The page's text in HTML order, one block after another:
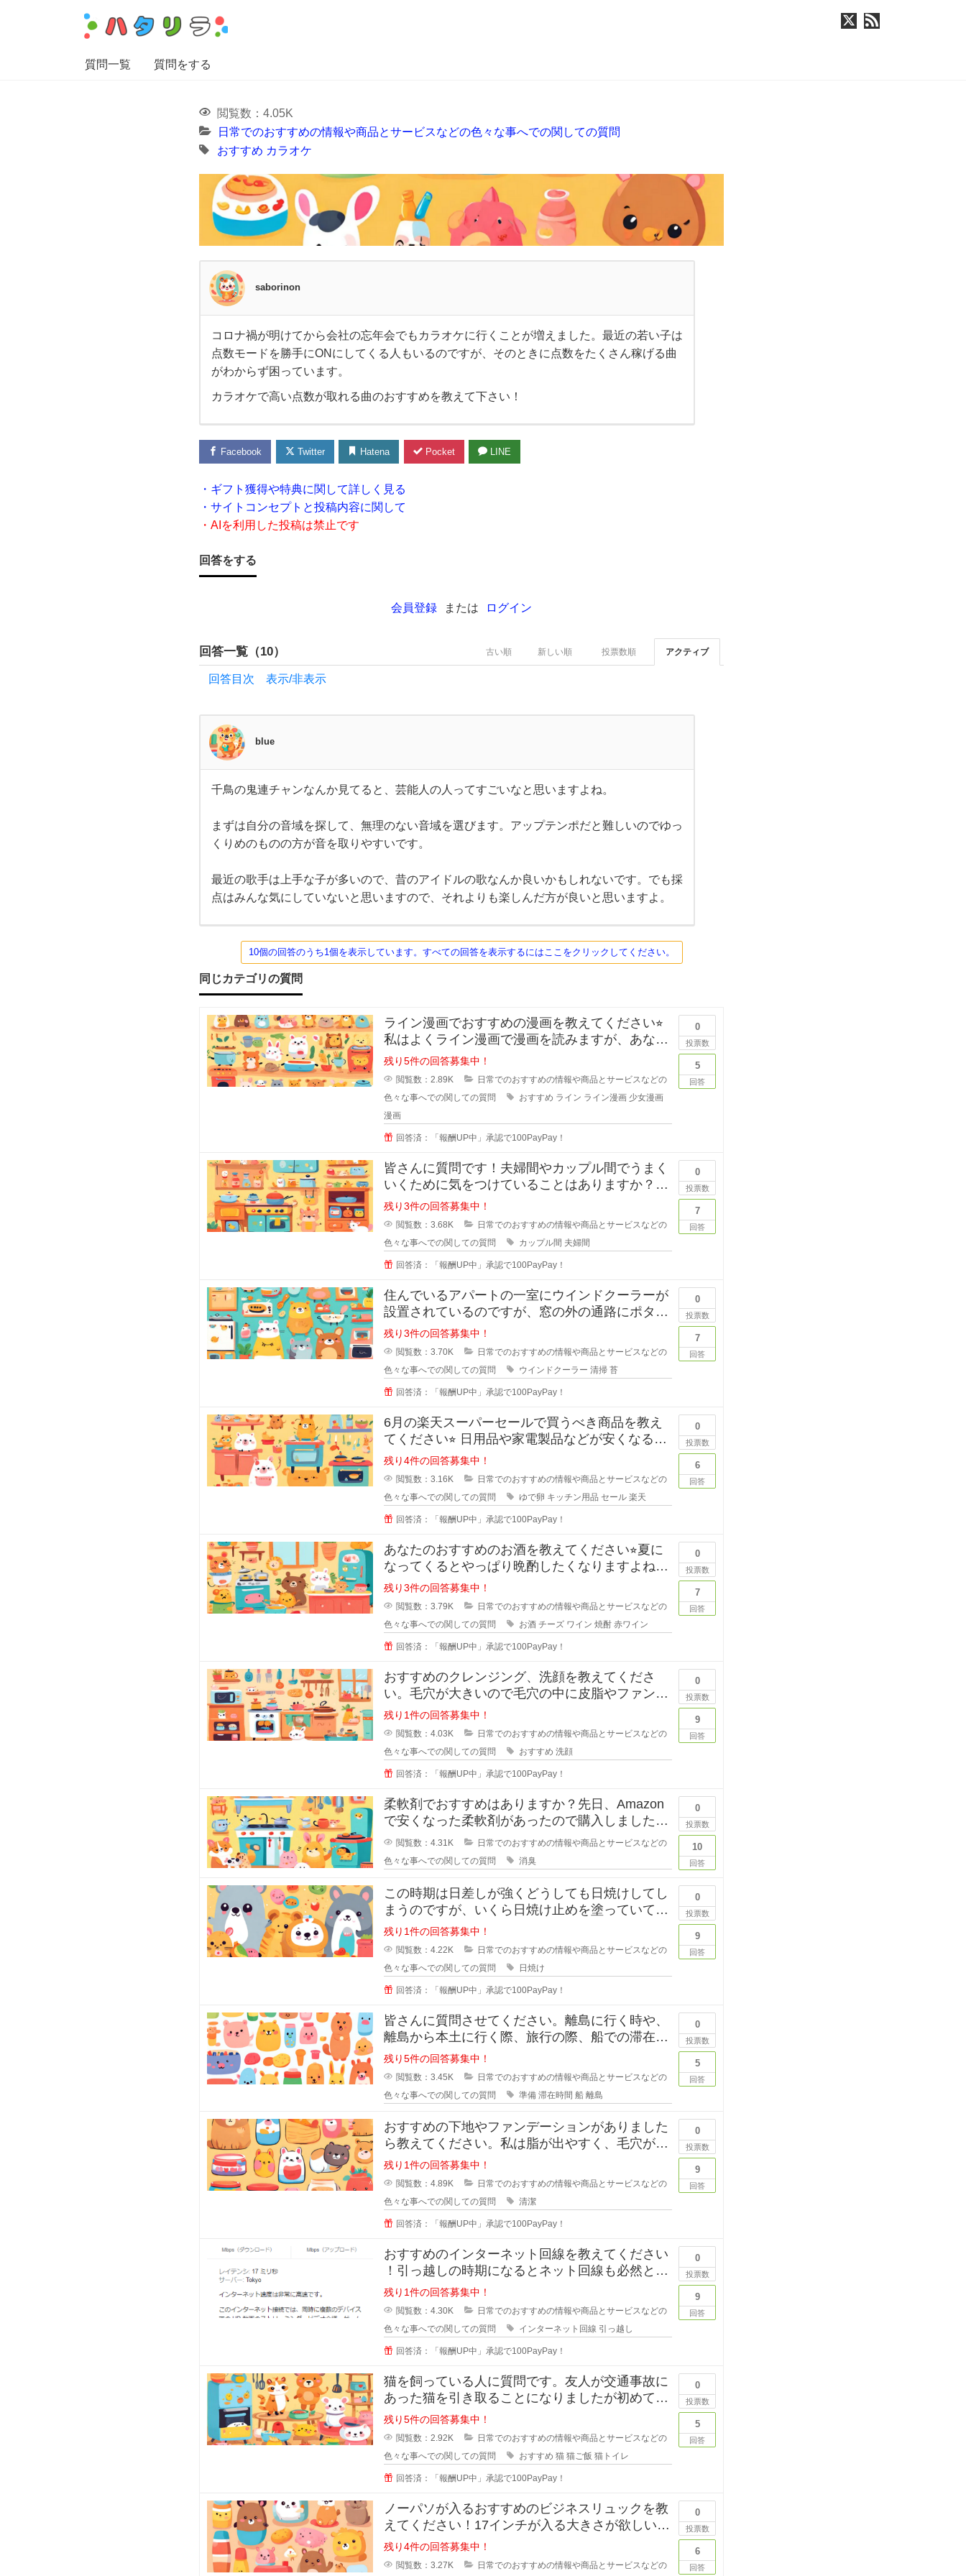
質問一覧 質問をする
閲覧数：4.05K
日常でのおすすめの情報や商品とサービスなどの色々な事へでの関しての質問
おすすめ カラオケ
saborinon
コ
ロ
ナ禍
が明
け
て
か
忘年
も
カ
ラ
オ
ケ
に行
こ
と
が増
え
た。
最近
い子
は点
数モ
を勝
手に
コロナ禍が明けてから会社の忘年会でもカラオケに行くことが増えました。最近の若い子は
点数モードを勝手にONにしてくる人もいるのですが、そのときに点数をたくさん稼げる曲
がわからず困っています。
カラオケで高い点数が取れる曲のおすすめを教えて下さい！
Facebook Twitter Hatena Pocket LINE
・ギフト獲得や特典に関して詳しく見る
・サイトコンセプトと投稿内容に関して
・AIを利用した投稿は禁止です
回答をする
会員登録 または ログイン
回答一覧（10） アクティブ
投票数順
新しい順
古い順
回答目次 表示/非表示
blue
千鳥
連チ
ャン
なん
と、
芸能
人の
てす
よ
ね。
千鳥の鬼連チャンなんか見てると、芸能人の人ってすごいなと思いますよね。
まずは自分の音域を探して、無理のない音域を選びます。アップテンポだと難しいのでゆっ
くりめのものの方が音を取りやすいです。
最近の歌手は上手な子が多いので、昔のアイドルの歌なんか良いかもしれないです。でも採
点はみんな気にしていないと思いますので、それよりも楽しんだ方が良いと思いますよ。
10個の回答のうち1個を表示しています。すべての回答を表示するにはここをクリックしてください。
同じカテゴリの質問
ライン漫画でおすすめの漫画を教えてください⭐︎
私はよくライン漫画で漫画を読みますが、あなた
のおすすめがあれ
残り5件の回答募集中！
閲覧数：2.89K
日常でのおすすめの情報や商品とサービスなどの
色々な事へでの関しての質問
おすすめ ライン ライン漫画 少女漫画
漫画
回答済：「報酬UP中」承認で100PayPay！
0
投票数
5
回答
皆さんに質問です！夫婦間やカップル間でうまく
いくために気をつけていることはありますか？
私は夫と結婚10年目ですが
残り3件の回答募集中！
閲覧数：3.68K
日常でのおすすめの情報や商品とサービスなどの
色々な事へでの関しての質問
カップル間 夫婦間
回答済：「報酬UP中」承認で100PayPay！
0
投票数
7
回答
住んでいるアパートの一室にウインドクーラーが
設置されているのですが、窓の外の通路にポタポ
タ水が流れるので、すぐに緑のコケ
残り3件の回答募集中！
閲覧数：3.70K
日常でのおすすめの情報や商品とサービスなどの
色々な事へでの関しての質問
ウインドクーラー 清掃 苔
回答済：「報酬UP中」承認で100PayPay！
0
投票数
7
回答
6月の楽天スーパーセールで買うべき商品を教え
てください⭐︎ 日用品や家電製品などが安くなる楽
天スーパ
残り4件の回答募集中！
閲覧数：3.16K
日常でのおすすめの情報や商品とサービスなどの
色々な事へでの関しての質問
ゆで卵 キッチン用品 セール 楽天
回答済：「報酬UP中」承認で100PayPay！
0
投票数
6
回答
あなたのおすすめのお酒を教えてください⭐︎夏に
なってくるとやっぱり晩酌したくなりますよね。
でも糖質などが気
残り3件の回答募集中！
閲覧数：3.79K
日常でのおすすめの情報や商品とサービスなどの
色々な事へでの関しての質問
お酒 チーズ ワイン 焼酎 赤ワイン
回答済：「報酬UP中」承認で100PayPay！
0
投票数
7
回答
おすすめのクレンジング、洗顔を教えてくださ
い。毛穴が大きいので毛穴の中に皮脂やファンデ
ーションが残りやすいです。
残り1件の回答募集中！
閲覧数：4.03K
日常でのおすすめの情報や商品とサービスなどの
色々な事へでの関しての質問
おすすめ 洗顔
回答済：「報酬UP中」承認で100PayPay！
0
投票数
9
回答
柔軟剤でおすすめはありますか？先日、Amazon
で安くなった柔軟剤があったので購入しました
が、苦手な匂いでした。
閲覧数：4.31K
日常でのおすすめの情報や商品とサービスなどの
色々な事へでの関しての質問
消臭
0
投票数
10
回答
この時期は日差しが強くどうしても日焼けしてし
まうのですが、いくら日焼け止めを塗っていても
半袖のあとはできてしまいます。
残り1件の回答募集中！
閲覧数：4.22K
日常でのおすすめの情報や商品とサービスなどの
色々な事へでの関しての質問
日焼け
回答済：「報酬UP中」承認で100PayPay！
0
投票数
9
回答
皆さんに質問させてください。離島に行く時や、
離島から本土に行く際、旅行の際、船での滞在時
間が3時間ほどと長い場合、小さい
残り5件の回答募集中！
閲覧数：3.45K
日常でのおすすめの情報や商品とサービスなどの
色々な事へでの関しての質問
準備 滞在時間 船 離島
0
投票数
5
回答
おすすめの下地やファンデーションがありました
ら教えてください。私は脂が出やすく、毛穴が目
立っています。いわゆるいちごバナ
残り1件の回答募集中！
閲覧数：4.89K
日常でのおすすめの情報や商品とサービスなどの
色々な事へでの関しての質問
清潔
回答済：「報酬UP中」承認で100PayPay！
0
投票数
9
回答
おすすめのインターネット回線を教えてください
！引っ越しの時期になるとネット回線も必然と変
えようかなと思いますよね！
残り1件の回答募集中！
閲覧数：4.30K
日常でのおすすめの情報や商品とサービスなどの
色々な事へでの関しての質問
インターネット回線 引っ越し
回答済：「報酬UP中」承認で100PayPay！
0
投票数
9
回答
猫を飼っている人に質問です。友人が交通事故に
あった猫を引き取ることになりましたが初めて猫
を育てることになったそうで、ご飯
残り5件の回答募集中！
閲覧数：2.92K
日常でのおすすめの情報や商品とサービスなどの
色々な事へでの関しての質問
おすすめ 猫 猫ご飯 猫トイレ
回答済：「報酬UP中」承認で100PayPay！
0
投票数
5
回答
ノーパソが入るおすすめのビジネスリュックを教
えてください！17インチが入る大きさが欲しいで
す。ノーパソだけ入るものでもい
残り4件の回答募集中！
閲覧数：3.27K 日常でのおすすめの情報や商品とサービスなどの
0
投票数
6
回答